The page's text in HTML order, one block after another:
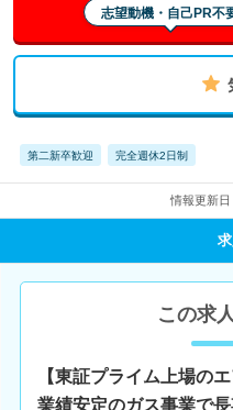
志望動機・自己PR不
第二新卒歓迎 完全週休2日制
情報更新日
この求
【東証プライム上場の
業績安定のガス事業で